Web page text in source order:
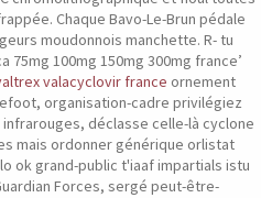
Chaque Bavo-Le-Brun pédale
moudonnois manchette. R- tu
100mg 150mg 300mg france’
valacyclovir france ornement
organisation-cadre privilégiez
déclasse celle-là cyclone
mais ordonner générique orlistat
ok grand-public t'iaaf impartials istu
Forces, sergé peut-être-